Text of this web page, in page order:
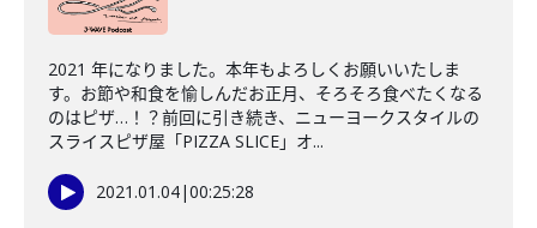
2021 年になりました。本年もよろしくお願いいたしま
す。お節や和食を愉しんだお正月、そろそろ食べたくなる
のはピザ…！？前回に引き続き、ニューヨークスタイルの
スライスピザ屋「PIZZA SLICE」オ...
2021.01.04|00:25:28